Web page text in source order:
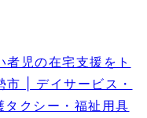
児の在宅支援をト
| デイサービス・
クシー・福祉用具